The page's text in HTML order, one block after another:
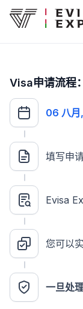
Visa申请流程：
06 八
填写申
Evisa
您可以
一旦处